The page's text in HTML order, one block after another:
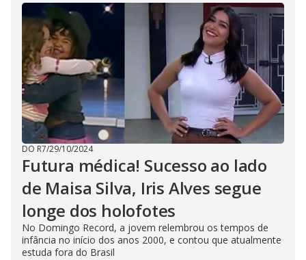
DO R7/29/10/2024
Futura médica! Sucesso ao lado
de Maisa Silva, Iris Alves segue
longe dos holofotes
No Domingo Record, a jovem relembrou os tempos de
infância no início dos anos 2000, e contou que atualmente
estuda fora do Brasil